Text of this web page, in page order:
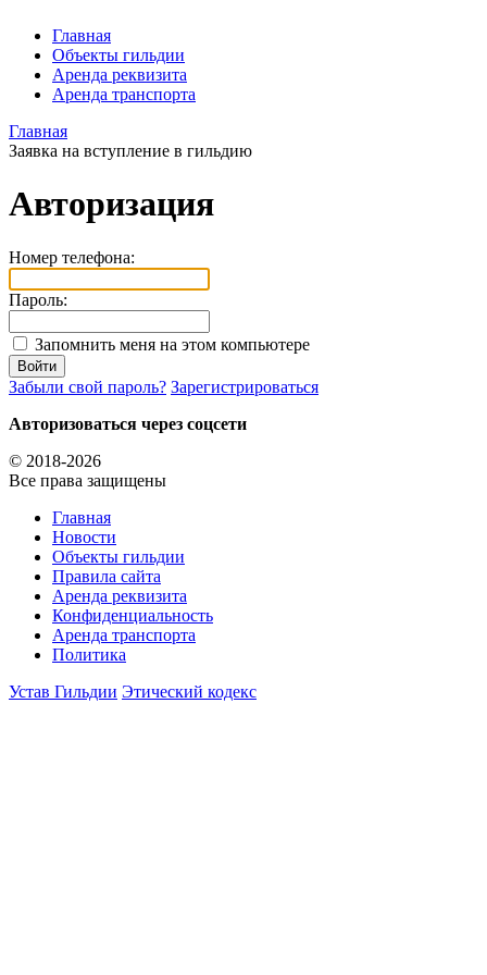
Главная
Объекты гильдии
Аренда реквизита
Аренда транспорта
Главная
Заявка на вступление в гильдию
Авторизация
Номер телефона:
Пароль:
Запомнить меня на этом компьютере
Забыли свой пароль? Зарегистрироваться
Авторизоваться через соцсети
© 2018-2026
Все права защищены
Главная
Новости
Объекты гильдии
Правила сайта
Аренда реквизита
Конфиденциальность
Аренда транспорта
Политика
Устав Гильдии Этический кодекс